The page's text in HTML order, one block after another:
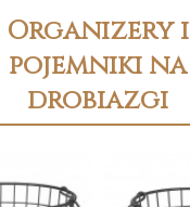
Organizery i
pojemniki na
drobiazgi